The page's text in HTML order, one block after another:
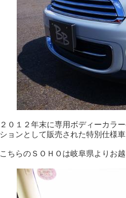
２０１２年末に専用ボディーカラ
ションとして販売された特別仕様
こちらのＳＯＨＯは岐阜県よりお